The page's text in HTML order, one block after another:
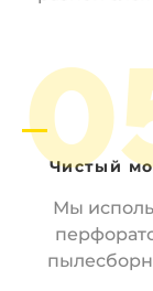
Чистый
Мы